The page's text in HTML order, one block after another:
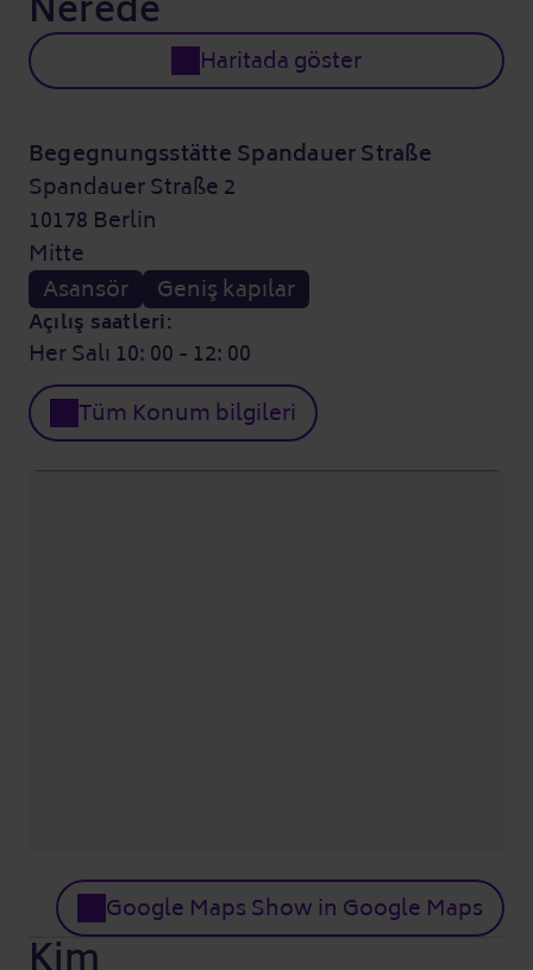
Haritada göster
Begegnungsstätte Spandauer Straße
Spandauer Straße 2
10178 Berlin
Mitte
Asansör
Geniş kapılar
Açılış saatleri:
Her Salı 10: 00 - 12: 00
Tüm Konum bilgileri
Google Maps Show in Google Maps